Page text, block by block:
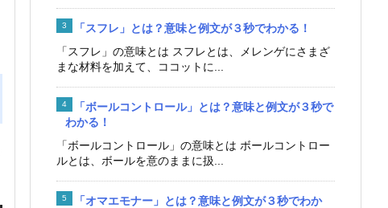
「スフレ」とは？意味と例文が３秒でわかる！
「スフレ」の意味とは スフレとは、メレンゲにさまざ
まな材料を加えて、ココットに...
「ボールコントロール」とは？意味と例文が３秒で
わかる！
「ボールコントロール」の意味とは ボールコントロー
ルとは、ボールを意のままに扱...
「オマエモナー」とは？意味と例文が３秒でわか